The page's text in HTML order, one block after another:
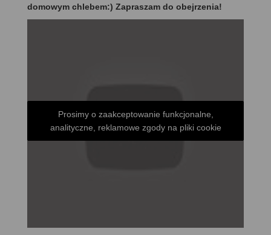
domowym chlebem:) Zapraszam do obejrzenia!
Prosimy o zaakceptowanie funkcjonalne,
analityczne, reklamowe zgody na pliki cookie